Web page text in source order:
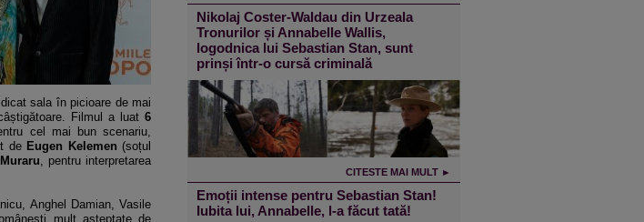
sala în picioare de mai
Filmul a luat6
cel mai bun scenariu,
de Eugen Kelemen (soțul
, pentru interpretarea
Anghel Damian, Vasile
mult așteptate de
Nikolaj Coster-Waldau din Urzeala
Tronurilor și Annabelle Wallis,
logodnica lui Sebastian Stan, sunt
prinși într-o cursă criminală
CITESTE MAI MULT ►
Emoții intense pentru Sebastian Stan!
Iubita lui, Annabelle, l-a făcut tată!